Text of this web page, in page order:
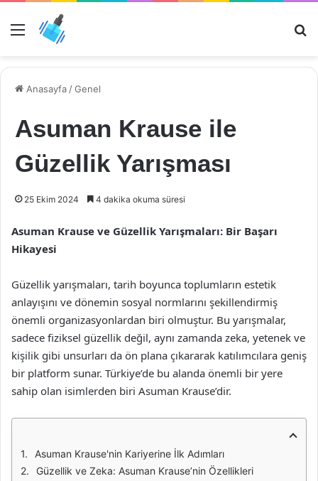
Menü
Anasayfa /Genel
Asuman Krause ile
Güzellik Yarışması
25 Ekim 2024 4 dakika okuma süresi
Asuman Krause ve Güzellik Yarışmaları: Bir Başarı
Hikayesi
Güzellik yarışmaları, tarih boyunca toplumların estetik
anlayışını ve dönemin sosyal normlarını şekillendirmiş
önemli organizasyonlardan biri olmuştur. Bu yarışmalar,
sadece fiziksel güzellik değil, aynı zamanda zeka, yetenek ve
kişilik gibi unsurları da ön plana çıkararak katılımcılara geniş
bir platform sunar. Türkiye’de bu alanda önemli bir yere
sahip olan isimlerden biri Asuman Krause’dir.
Asuman Krause'nin Kariyerine İlk Adımları
Güzellik ve Zeka: Asuman Krause’nin Özellikleri